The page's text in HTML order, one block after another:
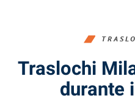
Traslochi
durante